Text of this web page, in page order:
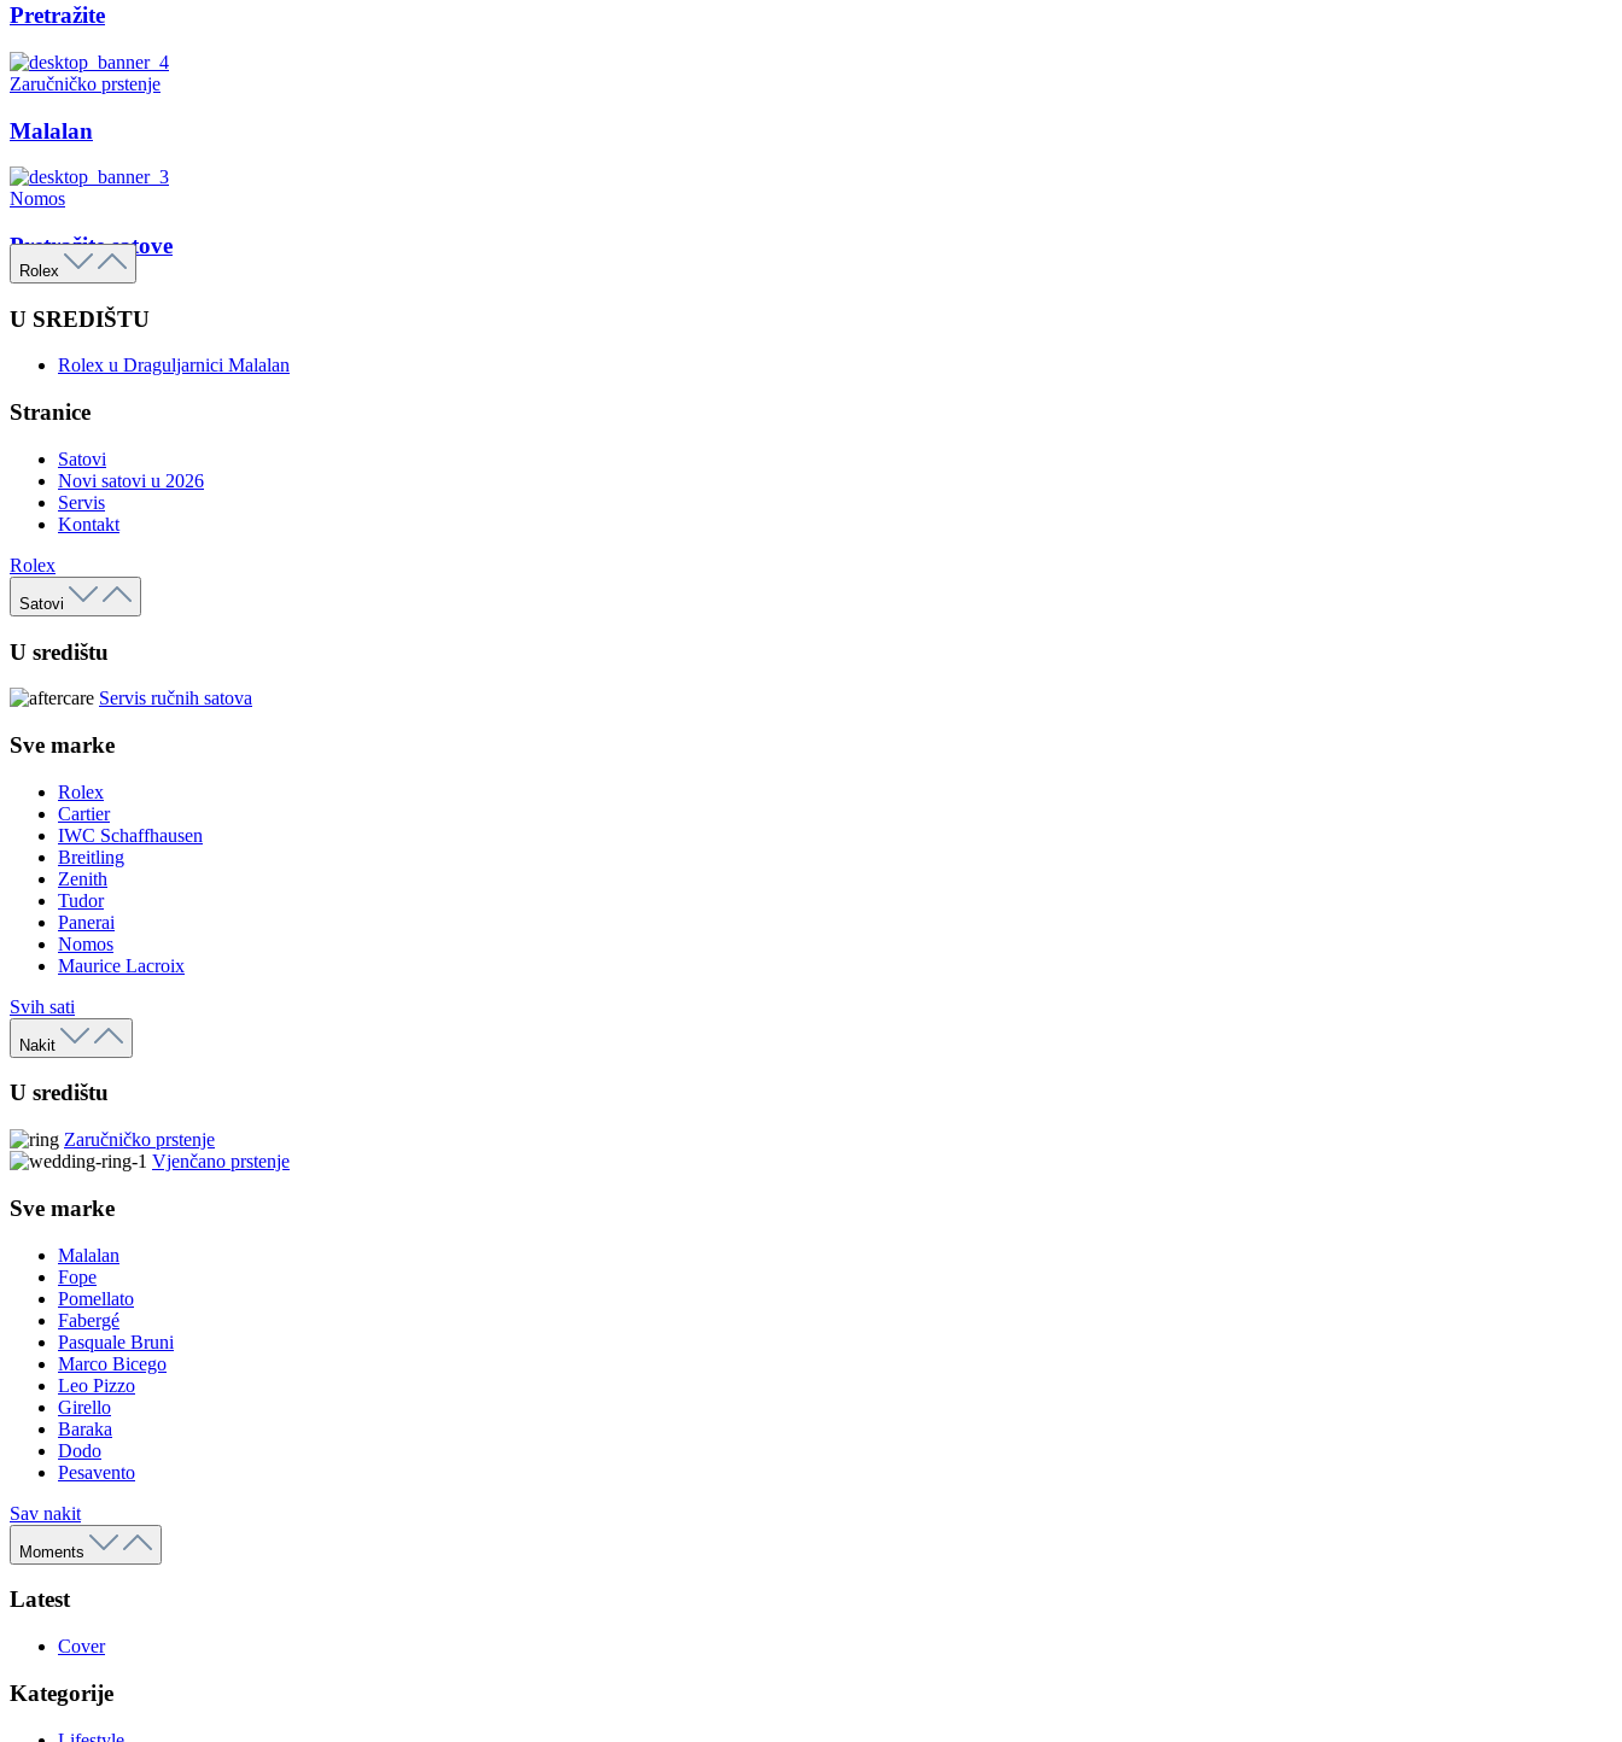
Pretražite
Zaručničko prstenje
Malalan
Nomos
Pretražite satove
Rolex
U SREDIŠTU
Rolex u Draguljarnici Malalan
Stranice
Satovi
Novi satovi u 2026
Servis
Kontakt
Rolex
Satovi
U središtu
Servis ručnih satova
Sve marke
Rolex
Cartier
IWC Schaffhausen
Breitling
Zenith
Tudor
Panerai
Nomos
Maurice Lacroix
Svih sati
Nakit
U središtu
Zaručničko prstenje
Vjenčano prstenje
Sve marke
Malalan
Fope
Pomellato
Fabergé
Pasquale Bruni
Marco Bicego
Leo Pizzo
Girello
Baraka
Dodo
Pesavento
Sav nakit
Moments
Latest
Cover
Kategorije